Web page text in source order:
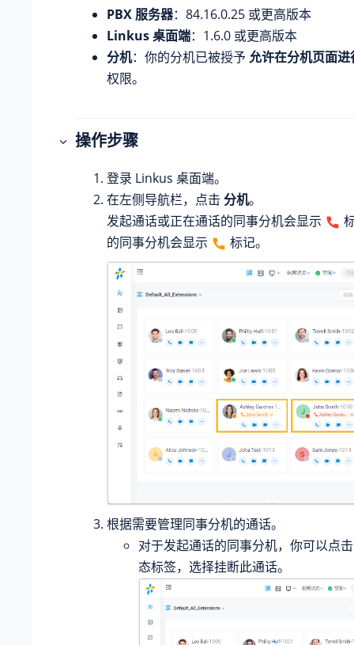
PBX 服务器： 84.16.0.25 或更高版本
Linkus 桌面端：1.6.0 或更高版本
分机：你的分机已被授予 允许在分机页面
权限。
操作步骤
登录 Linkus 桌面端。
在左侧导航栏，点击 分机。
发起通话或正在通话的同事分机会显示
的同事分机会显示
标记。
根据需要管理同事分机的通话。
对于发起通话的同事分机，你可以点
态标签，选择挂断此通话。